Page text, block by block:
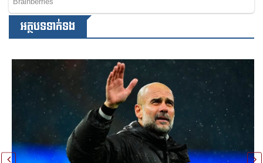
អត្ថបទទាក់ទង